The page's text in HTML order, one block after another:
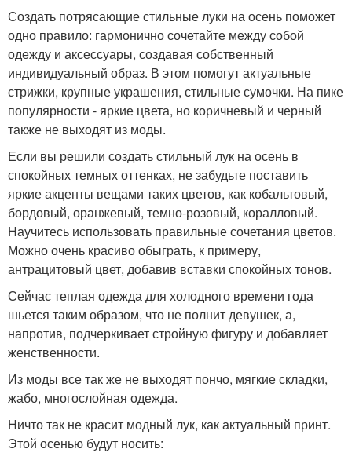
Создать потрясающие стильные луки на осень поможет
одно правило: гармонично сочетайте между собой
одежду и аксессуары, создавая собственный
индивидуальный образ. В этом помогут актуальные
стрижки, крупные украшения, стильные сумочки. На пике
популярности - яркие цвета, но коричневый и черный
также не выходят из моды.
Если вы решили создать стильный лук на осень в
спокойных темных оттенках, не забудьте поставить
яркие акценты вещами таких цветов, как кобальтовый,
бордовый, оранжевый, темно-розовый, коралловый.
Научитесь использовать правильные сочетания цветов.
Можно очень красиво обыграть, к примеру,
антрацитовый цвет, добавив вставки спокойных тонов.
Сейчас теплая одежда для холодного времени года
шьется таким образом, что не полнит девушек, а,
напротив, подчеркивает стройную фигуру и добавляет
женственности.
Из моды все так же не выходят пончо, мягкие складки,
жабо, многослойная одежда.
Ничто так не красит модный лук, как актуальный принт.
Этой осенью будут носить: